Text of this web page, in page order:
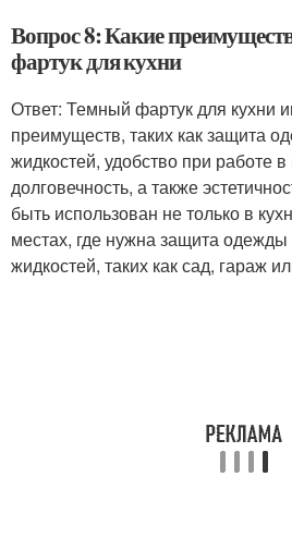
Вопрос 8: Какие
фартук для кухни
Ответ: Темный фартук для кухни
преимуществ, таких как защита
жидкостей, удобство при работе в
долговечность, а также
быть использован не только в
местах, где нужна защита одежды
жидкостей, таких как сад, гараж